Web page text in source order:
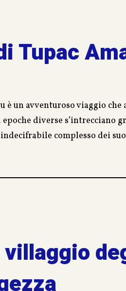
Tupac
è un avventuroso viaggio
diverse s’intrecciano
complesso dei